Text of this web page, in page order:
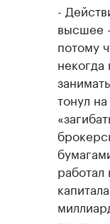
-
высшее
потому
некогда
тонул